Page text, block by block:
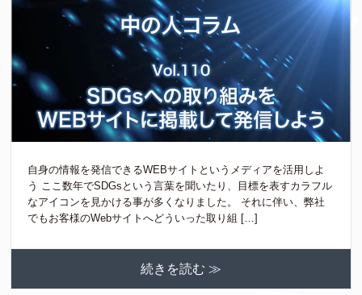
自身の情報を発信できるWEBサイトというメディアを活用しよ
う ここ数年でSDGsという言葉を聞いたり、目標を表すカラフル
なアイコンを見かける事が多くなりました。 それに伴い、弊社
でもお客様のWebサイトへどういった取り組 […]
続きを読む ≫